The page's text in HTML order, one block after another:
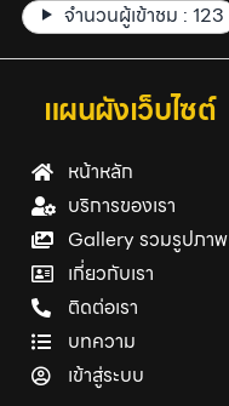
จำนวนผู้เข้าชม : 123
แผนผังเว็บไซต์
หน้าหลัก
บริการของเรา
Gallery รวมรูปภาพ
เกี่ยวกับเรา
ติดต่อเรา
บทความ
เข้าสู่ระบบ